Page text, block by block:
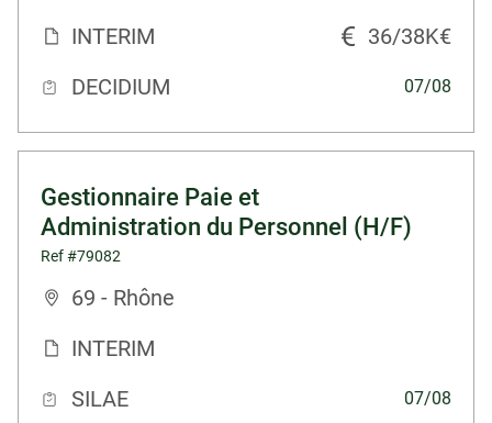
INTERIM
36/38K€
DECIDIUM
07/08
Gestionnaire Paie et
Administration du Personnel (H/F)
Ref #79082
69 - Rhône
INTERIM
SILAE
07/08